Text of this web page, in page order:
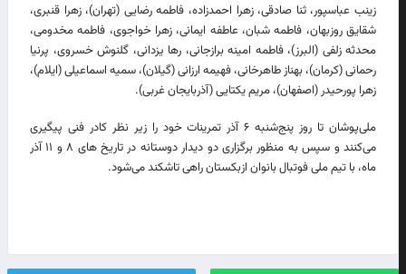
زینب عباسپور، ثنا صادقی، زهرا احمدزاده، فاطمه رضایی (تهران)، زهرا قنبری،
شقایق روزبهان، فاطمه شبان، عاطفه ایمانی، زهرا خواجوی، فاطمه مخدومی،
محدثه زلفی (البرز)، فاطمه امینه برازجانی، رها یزدانی، گلنوش خسروی، پرنیا
رحمانی (کرمان)، بهناز طاهرخانی، فهیمه ارزانی (گیلان)، سمیه اسماعیلی (ایلام)،
زهرا پورحیدر (اصفهان)، مریم یکتایی (آذربایجان غربی).
ملی‌پوشان تا روز پنج‌شنبه ۶ آذر تمرینات خود را زیر نظر کادر فنی پیگیری
می‌کنند و سپس به منظور برگزاری دو دیدار دوستانه در تاریخ های ۸ و ۱۱ آذر
ماه، با تیم ملی فوتبال بانوان ازبکستان راهی تاشکند می‌شود.